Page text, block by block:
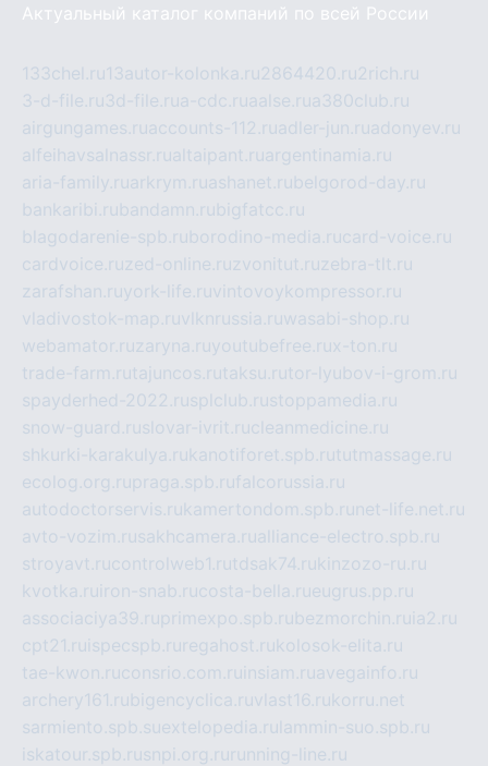
Актуальный каталог компаний по всей России
133chel.ru13autor-kolonka.ru2864420.ru2rich.ru
3-d-file.ru3d-file.rua-cdc.ruaalse.rua380club.ru
airgungames.ruaccounts-112.ruadler-jun.ruadonyev.ru
alfeihavsalnassr.rualtaipant.ruargentinamia.ru
aria-family.ruarkrym.ruashanet.rubelgorod-day.ru
bankaribi.rubandamn.rubigfatcc.ru
blagodarenie-spb.ruborodino-media.rucard-voice.ru
cardvoice.ruzed-online.ruzvonitut.ruzebra-tlt.ru
zarafshan.ruyork-life.ruvintovoykompressor.ru
vladivostok-map.ruvlknrussia.ruwasabi-shop.ru
webamator.ruzaryna.ruyoutubefree.rux-ton.ru
trade-farm.rutajuncos.rutaksu.rutor-lyubov-i-grom.ru
spayderhed-2022.rusplclub.rustoppamedia.ru
snow-guard.ruslovar-ivrit.rucleanmedicine.ru
shkurki-karakulya.rukanotiforet.spb.rututmassage.ru
ecolog.org.rupraga.spb.rufalcorussia.ru
autodoctorservis.rukamertondom.spb.ru net-life.net.ru
avto-vozim.rusakhcamera.rualliance-electro.spb.ru
stroyavt.rucontrolweb1.rutdsak74.rukinzozo-ru.ru
kvotka.ru iron-snab.rucosta-bella.rueugrus.pp.ru
associaciya39.ruprimexpo.spb.rubezmorchin.ru ia2.ru
cpt21.ru ispecspb.ru regahost.rukolosok-elita.ru
tae-kwon.ruconsrio.com.ru insiam.ruavegainfo.ru
archery161.rubigencyclica.ruvlast16.rukorru.net
sarmiento.spb.suextelopedia.ru lammin-suo.spb.ru
iskatour.spb.rusnpi.org.ru running-line.ru